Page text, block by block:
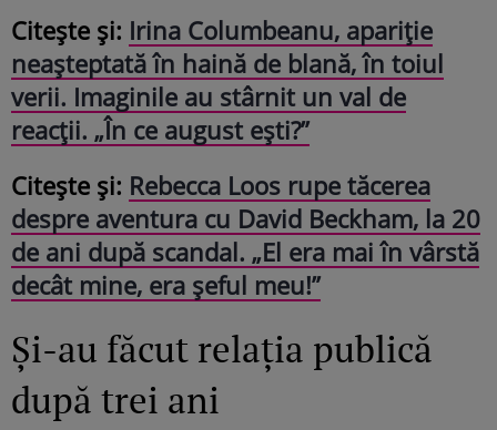
Citește și: Irina Columbeanu, apariție
neașteptată în haină de blană, în toiul
verii. Imaginile au stârnit un val de
reacții. „În ce august ești?”
Citește și: Rebecca Loos rupe tăcerea
despre aventura cu David Beckham, la 20
de ani după scandal. „El era mai în vârstă
decât mine, era șeful meu!”
Și-au făcut relația publică
după trei ani